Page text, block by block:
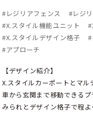
# レジリアフェンス #レジ
#X.スタイル機能ユニット #
#X.スタイルデザイン格子 #
#アプローチ
【デザイン紹介】
X.スタイルカーポートとマ
車から玄関まで移動できるプ
みられとデザイン格子で程